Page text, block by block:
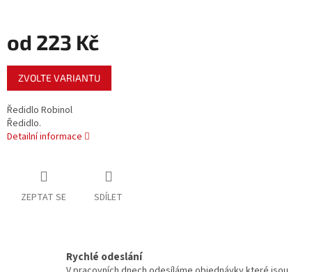
od 223 Kč
Měrná
cena:
ZVOLTE VARIANTU
Ředidlo Robinol
Ředidlo.
Detailní informace
ZEPTAT SE SDÍLET
Rychlé odeslání